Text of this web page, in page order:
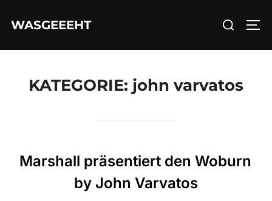
InhaltWASGEEEHT
Suchen
KATEGORIE: john varvatos
Marshall präsentiert den Woburn
by John Varvatos